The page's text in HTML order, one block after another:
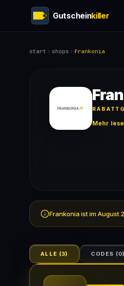
Gutscheinkiller
start shops frankonia
Mehr
Frankonia ist im August
ALLE (3) CODES (0)